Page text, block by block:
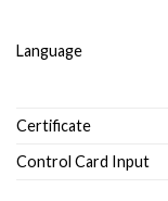
Language
Certificate
Control Card Input